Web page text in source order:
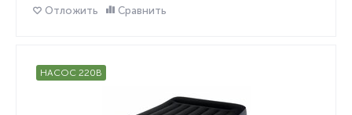
Отложить Сравнить
НАСОС 220В